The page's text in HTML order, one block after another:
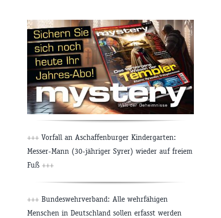
+++ Vorfall an Aschaffenburger Kindergarten:
Messer-Mann (30-jähriger Syrer) wieder auf freiem
Fuß +++
+++ Bundeswehrverband: Alle wehrfähigen
Menschen in Deutschland sollen erfasst werden